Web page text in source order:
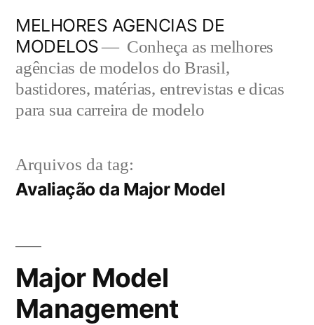
para
conteúdo
MELHORES AGENCIAS DE
MODELOS
Conheça as melhores
agências de modelos do Brasil,
bastidores, matérias, entrevistas e dicas
para sua carreira de modelo
Arquivos da tag:
Avaliação da Major Model
Major Model
Management